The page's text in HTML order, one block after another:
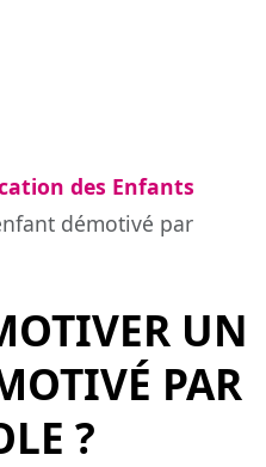
des Enfants
démotivé par
UN
PAR
?